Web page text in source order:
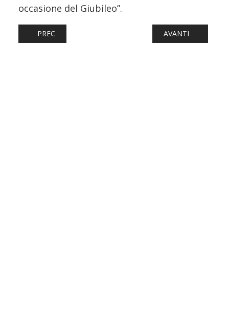
occasione del Giubileo”.
ARTICOLO PRECEDENTE: FERROVIE: IL NUOVO ORARIO
PREC ARTICOLO
AVANTI